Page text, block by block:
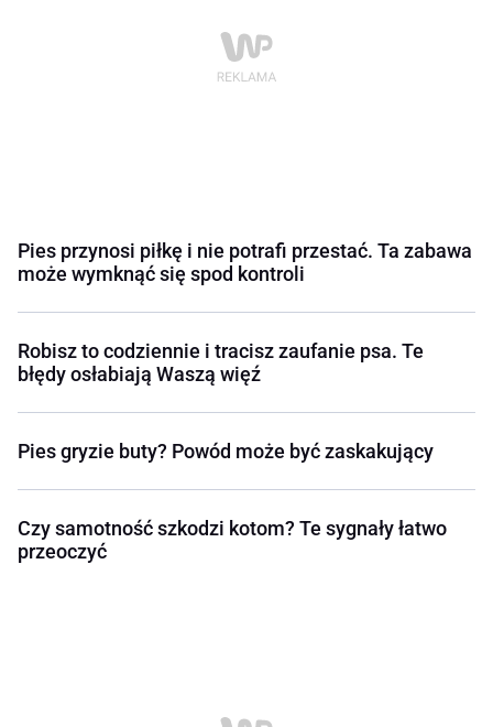
Pies przynosi piłkę i nie potrafi przestać. Ta zabawa
może wymknąć się spod kontroli
Robisz to codziennie i tracisz zaufanie psa. Te
błędy osłabiają Waszą więź
Pies gryzie buty? Powód może być zaskakujący
Czy samotność szkodzi kotom? Te sygnały łatwo
przeoczyć